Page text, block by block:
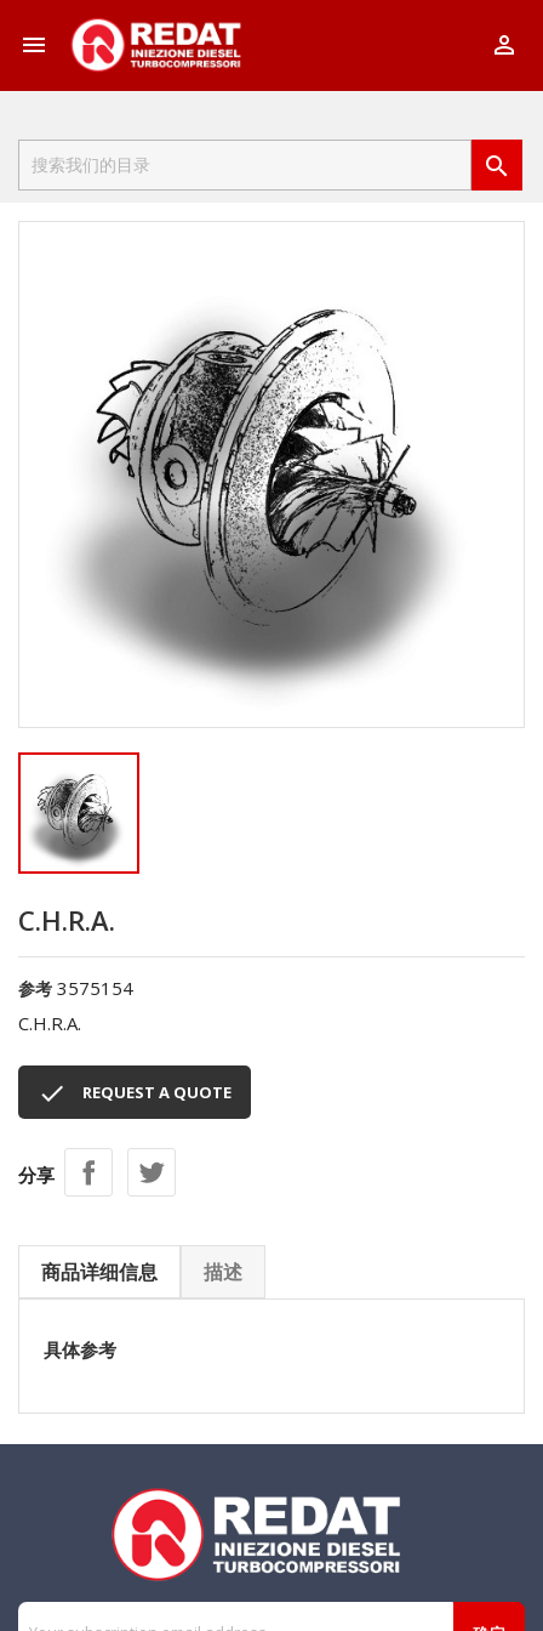
 

C.H.R.A.
参考 3575154
C.H.R.A.
 REQUEST A QUOTE
分享
商品详细信息 描述
具体参考